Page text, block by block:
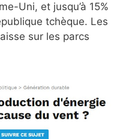
Uni, et jusqu’à 15%
tchèque. Les
sur les parcs